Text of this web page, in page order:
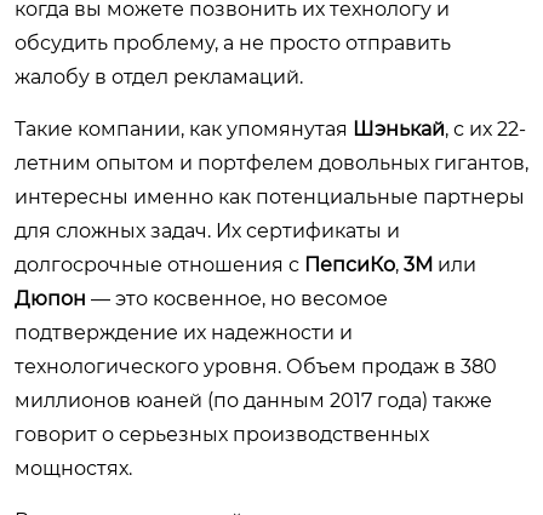
когда вы можете позвонить их технологу и
обсудить проблему, а не просто отправить
жалобу в отдел рекламаций.
Такие компании, как упомянутая Шэнькай, с их 22-
летним опытом и портфелем довольных гигантов,
интересны именно как потенциальные партнеры
для сложных задач. Их сертификаты и
долгосрочные отношения с ПепсиКо, 3М или
Дюпон — это косвенное, но весомое
подтверждение их надежности и
технологического уровня. Объем продаж в 380
миллионов юаней (по данным 2017 года) также
говорит о серьезных производственных
мощностях.